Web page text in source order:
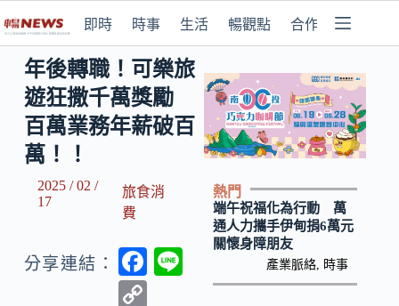
即時 時事 生活 暢觀點 合作媒體
年後轉職！可樂旅
遊狂撒千萬獎勵
百萬業務年薪破百
萬！！
2025 / 02 /
17
旅食消
費
分享連結：
F
熱門
端午祝福化為行動 萬
通人力攜手伊甸捐6萬元
關懷身障朋友
產業脈絡 時事